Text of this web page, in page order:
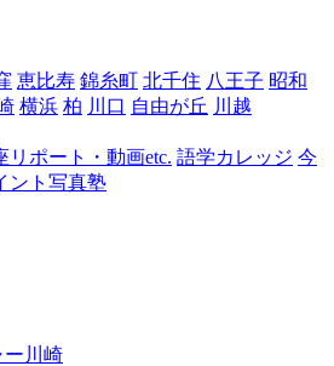
崎
恵比寿 錦糸町 北千住 八王子 昭和
横浜 柏 川口 自由が丘 川越
リポート・動画etc. 語学カレッジ 今
ント写真塾
ー川崎